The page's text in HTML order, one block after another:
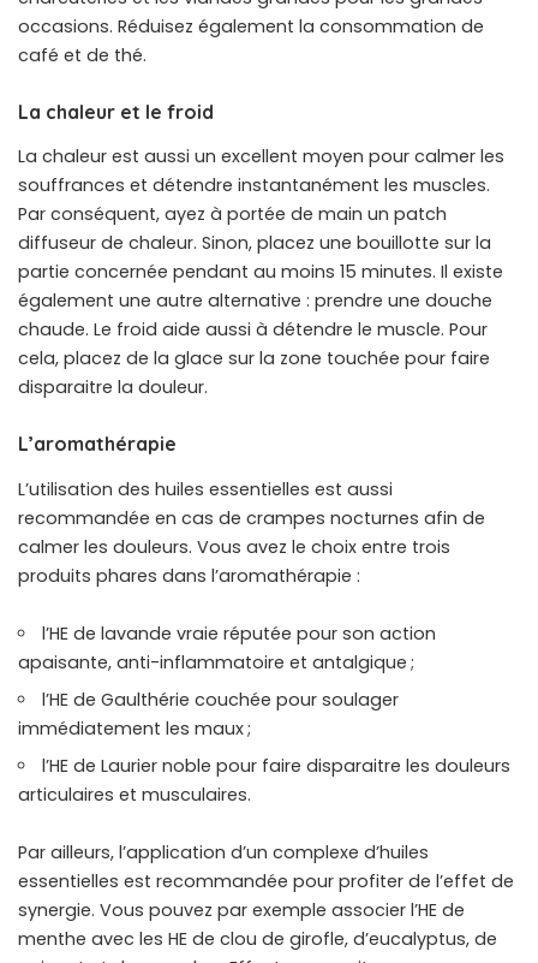
occasions. Réduisez également la consommation de
café et de thé.
La chaleur et le froid
La chaleur est aussi un excellent moyen pour calmer les
souffrances et détendre instantanément les muscles.
Par conséquent, ayez à portée de main un patch
diffuseur de chaleur. Sinon, placez une bouillotte sur la
partie concernée pendant au moins 15 minutes. Il existe
également une autre alternative : prendre une douche
chaude. Le froid aide aussi à détendre le muscle. Pour
cela, placez de la glace sur la zone touchée pour faire
disparaitre la douleur.
L’aromathérapie
L’utilisation des huiles essentielles est aussi
recommandée en cas de crampes nocturnes afin de
calmer les douleurs. Vous avez le choix entre trois
produits phares dans l’aromathérapie :
l’HE de lavande vraie réputée pour son action
apaisante, anti-inflammatoire et antalgique ;
l’HE de Gaulthérie couchée pour soulager
immédiatement les maux ;
l’HE de Laurier noble pour faire disparaitre les douleurs
articulaires et musculaires.
Par ailleurs, l’application d’un complexe d’huiles
essentielles est recommandée pour profiter de l’effet de
synergie. Vous pouvez par exemple associer l’HE de
menthe avec les HE de clou de girofle, d’eucalyptus, de